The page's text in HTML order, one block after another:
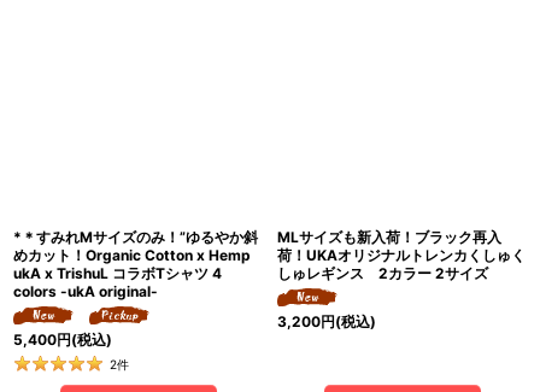
*＊すみれMサイズのみ！”ゆるやか斜
めカット！Organic Cotton x Hemp
ukA x TrishuL コラボTシャツ 4
colors -ukA original-
5,400円(税込)
2件
MLサイズも新入荷！ブラック再入
荷！UKAオリジナルトレンカくしゅく
しゅレギンス 2カラー 2サイズ
3,200円(税込)